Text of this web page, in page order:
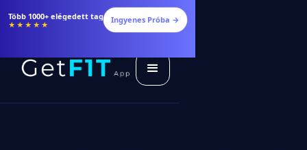
Több 1000+ elégedett tag
★★★★★ Ingyenes Próba →